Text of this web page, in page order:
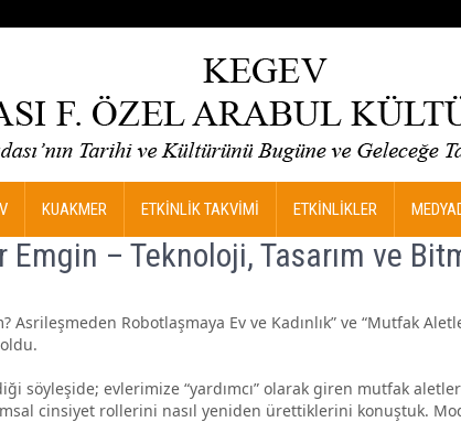
KUAKMER ETKİNLİK TAKVİMİ ETKİNLİKLER
– Teknoloji, Tasarım ve
Asrileşmeden Robotlaşmaya Ev ve Kadınlık” ve “Mutfak
söyleşide; evlerimize “yardımcı” olarak giren mutfak
cinsiyet rollerini nasıl yeniden ürettiklerini konuştuk.